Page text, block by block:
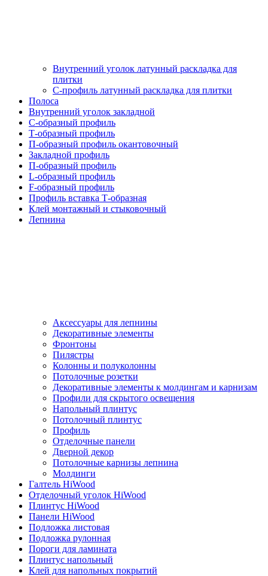
Внутренний уголок латунный раскладка для
плитки
С-профиль латунный раскладка для плитки
Полоса
Внутренний уголок закладной
С-образный профиль
Т-образный профиль
П-образный профиль окантовочный
Закладной профиль
П-образный профиль
L-образный профиль
F-образный профиль
Профиль вставка Т-образная
Клей монтажный и стыковочный
Лепнина
Аксессуары для лепнины
Декоративные элементы
Фронтоны
Пилястры
Колонны и полуколонны
Потолочные розетки
Декоративные элементы к молдингам и карнизам
Профили для скрытого освещения
Напольный плинтус
Потолочный плинтус
Профиль
Отделочные панели
Дверной декор
Потолочные карнизы лепнина
Молдинги
Галтель HiWood
Отделочный уголок HiWood
Плинтус HiWood
Панели HiWood
Подложка листовая
Подложка рулонная
Пороги для ламината
Плинтус напольный
Клей для напольных покрытий